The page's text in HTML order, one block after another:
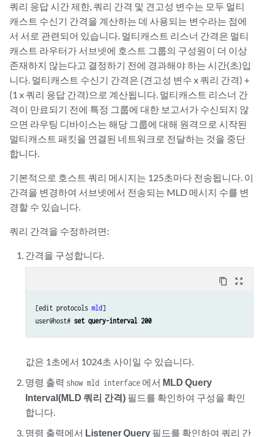
쿼리 응답 시간 제한, 쿼리 간격 및 견고성 변수는 모두 멀티
캐스트 수신기 간격을 계산하는 데 사용되는 변수라는 점에
서 서로 관련되어 있습니다. 멀티캐스트 리스너 간격은 멀티
캐스트 라우터가 서브넷에 호스트 그룹의 구성원이 더 이상
존재하지 않는다고 결정하기 전에 경과해야 하는 시간(초)입
니다. 멀티캐스트 수신기 간격은 (견고성 변수 x 쿼리 간격) +
(1 x 쿼리 응답 간격)으로 계산됩니다. 멀티캐스트 리스너 간
격이 만료되기 전에 특정 그룹에 대한 보고서가 수신되지 않
으면 라우팅 디바이스는 해당 그룹에 대해 원격으로 시작된
멀티캐스트 패킷을 연결된 네트워크로 전달하는 것을 중단
합니다.
기본적으로 호스트 쿼리 메시지는 125초마다 전송됩니다. 이
간격을 변경하여 서브넷에서 전송되는 MLD 메시지 수를 변
경할 수 있습니다.
쿼리 간격을 수정하려면:
간격을 구성합니다.
content_copy zoom_out_map
[edit protocols mld]
user@host# set query-interval 200
값은 1초에서 1024초 사이일 수 있습니다.
명령 출력 show mld interface 에서 MLD Query
Interval(MLD 쿼리 간격) 필드를 확인하여 구성을 확인
합니다.
명령 출력에서 Listener Query 필드를 확인하여 쿼리 간